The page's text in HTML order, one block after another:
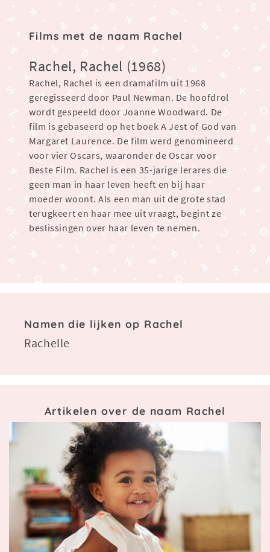
Films met de naam Rachel
Rachel, Rachel (1968)
Rachel, Rachel is een dramafilm uit 1968
geregisseerd door Paul Newman. De hoofdrol
wordt gespeeld door Joanne Woodward. De
film is gebaseerd op het boek A Jest of God van
Margaret Laurence. De film werd genomineerd
voor vier Oscars, waaronder de Oscar voor
Beste Film. Rachel is een 35-jarige lerares die
geen man in haar leven heeft en bij haar
moeder woont. Als een man uit de grote stad
terugkeert en haar mee uit vraagt, begint ze
beslissingen over haar leven te nemen.
Namen die lijken op Rachel
Rachelle
Artikelen over de naam Rachel